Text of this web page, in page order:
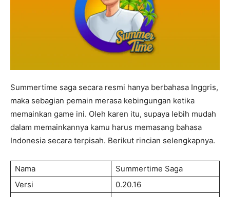
Summertime saga secara resmi hanya berbahasa Inggris,
maka sebagian pemain merasa kebingungan ketika
memainkan game ini. Oleh karen itu, supaya lebih mudah
dalam memainkannya kamu harus memasang bahasa
Indonesia secara terpisah. Berikut rincian selengkapnya.
Nama
Summertime Saga
Versi
0.20.16